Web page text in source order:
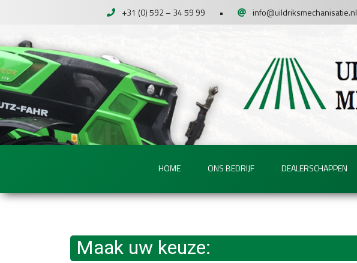
+31 (0) 592 – 34 59 99 • info@uildriksmechanisatie.nl
HOME ONS BEDRIJF DEALERSCHAPPEN
Maak uw keuze: